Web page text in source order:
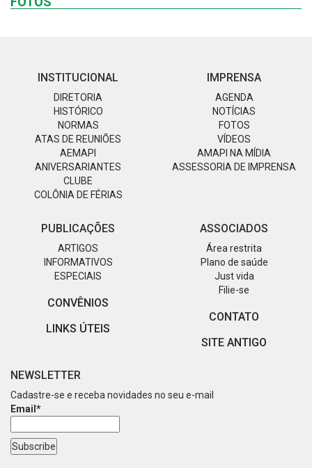
INSTITUCIONAL
DIRETORIA
HISTÓRICO
NORMAS
ATAS DE REUNIÕES
AEMAPI
ANIVERSARIANTES
CLUBE
COLÔNIA DE FÉRIAS
IMPRENSA
AGENDA
NOTÍCIAS
FOTOS
VÍDEOS
AMAPI NA MÍDIA
ASSESSORIA DE IMPRENSA
PUBLICAÇÕES
ARTIGOS
INFORMATIVOS
ESPECIAIS
CONVÊNIOS
LINKS ÚTEIS
ASSOCIADOS
Área restrita
Plano de saúde
Just vida
Filie-se
CONTATO
SITE ANTIGO
NEWSLETTER
Cadastre-se e receba novidades no seu e-mail
Email*